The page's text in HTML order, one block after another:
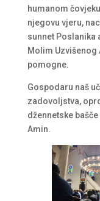
humanom
njegovu vjeru,
sunnet Poslanika
Molim Uzvišenog
pomogne.
Gospodaru naš
zadovoljstva,
džennetske
Amin.